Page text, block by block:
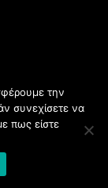
την
συνεχίσετε να
πως είστε